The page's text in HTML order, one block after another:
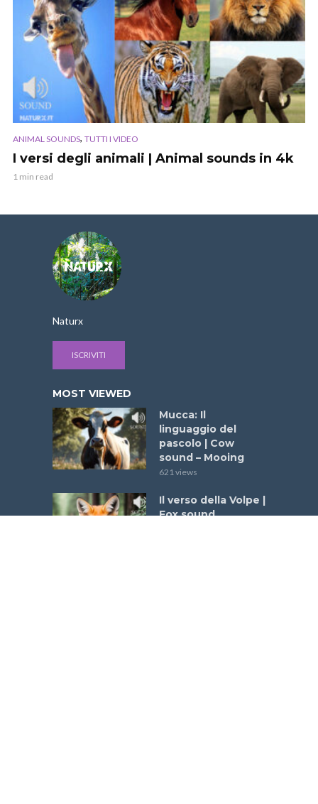
ANIMAL SOUNDS, TUTTI I VIDEO
I versi degli animali | Animal sounds in 4k
1 min read
Naturx
ISCRIVITI
MOST VIEWED
Mucca: Il
linguaggio del
pascolo | Cow
sound – Mooing
621 views
Il verso della Volpe |
Fox sound